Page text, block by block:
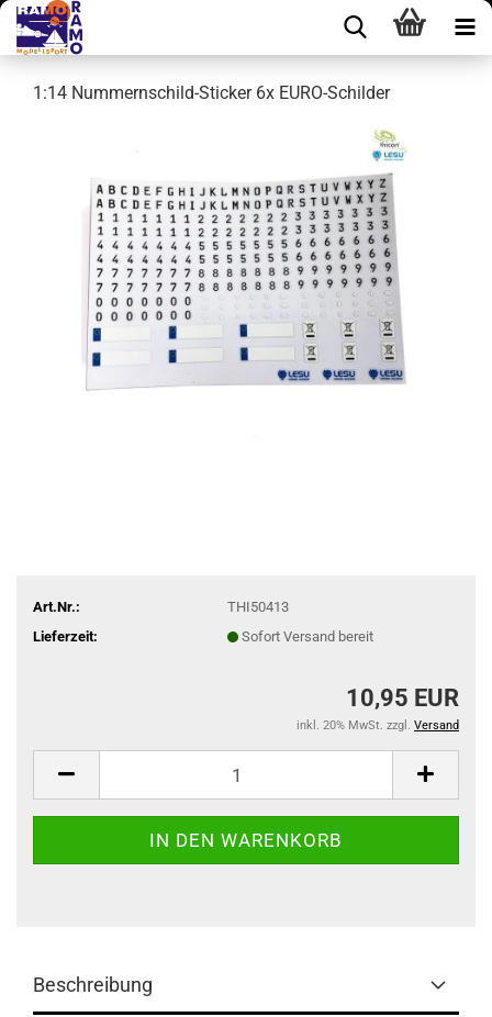
1:14 Nummernschild-Sticker 6x EURO-Schilder
Art.Nr.:
THI50413
Lieferzeit:
Sofort Versand bereit
10,95 EUR
inkl. 20% MwSt. zzgl. Versand
Beschreibung